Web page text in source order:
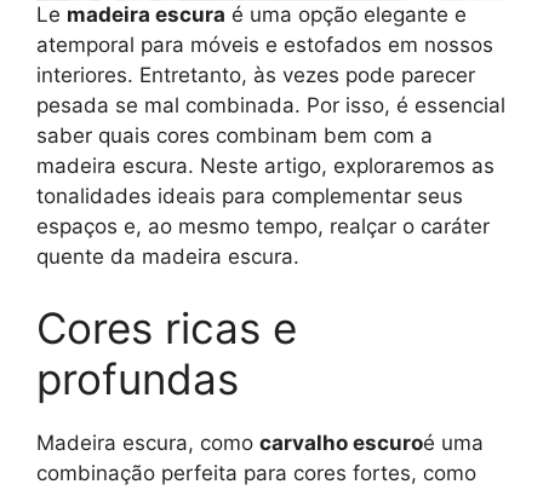
Le madeira escura é uma opção elegante e
atemporal para móveis e estofados em nossos
interiores. Entretanto, às vezes pode parecer
pesada se mal combinada. Por isso, é essencial
saber quais cores combinam bem com a
madeira escura. Neste artigo, exploraremos as
tonalidades ideais para complementar seus
espaços e, ao mesmo tempo, realçar o caráter
quente da madeira escura.
Cores ricas e
profundas
Madeira escura, como carvalho escuroé uma
combinação perfeita para cores fortes, como